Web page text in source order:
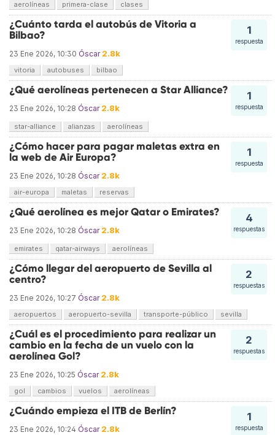
aerolíneas primera-clase clases
1
respuesta
¿Cuánto tarda el autobús de Vitoria a
Bilbao?
23 Ene 2026, 10:30 Óscar 2.8k
vitoria autobuses bilbao
1
respuesta
¿Qué aerolíneas pertenecen a Star Alliance?
23 Ene 2026, 10:28 Óscar 2.8k
star-alliance alianzas aerolíneas
1
respuesta
¿Cómo hacer para pagar maletas extra en
la web de Air Europa?
23 Ene 2026, 10:28 Óscar 2.8k
air-europa maletas reservas
4
respuestas
¿Qué aerolínea es mejor Qatar o Emirates?
23 Ene 2026, 10:28 Óscar 2.8k
emirates qatar-airways aerolíneas
2
respuestas
¿Cómo llegar del aeropuerto de Sevilla al
centro?
23 Ene 2026, 10:27 Óscar 2.8k
aeropuertos aeropuerto-sevilla transporte-público sevilla
2
respuestas
¿Cuál es el procedimiento para realizar un
cambio en la fecha de un vuelo con la
aerolínea Gol?
23 Ene 2026, 10:25 Óscar 2.8k
gol cambios vuelos aerolíneas
1
respuesta
¿Cuándo empieza el ITB de Berlín?
23 Ene 2026, 10:24 Óscar 2.8k